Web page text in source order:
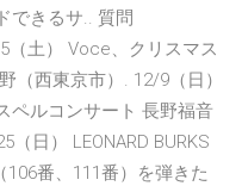
できるサ.. 質問
（土） Voce、クリスマス
（西東京市）. 12/9（日）
ペルコンサート 長野福音
日） LEONARD BURKS
106番、111番）を弾きた